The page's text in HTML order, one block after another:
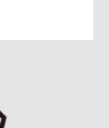
）をご参照くださ